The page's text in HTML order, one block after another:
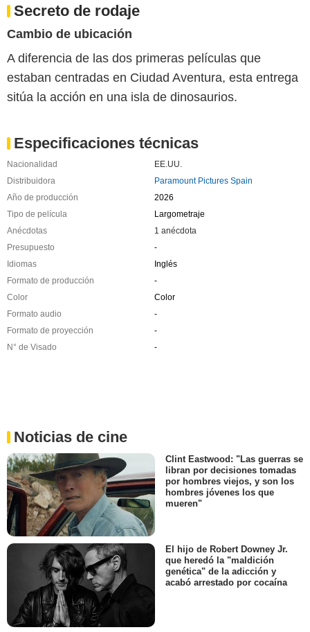
Secreto de rodaje
Cambio de ubicación
A diferencia de las dos primeras películas que
estaban centradas en Ciudad Aventura, esta entrega
sitúa la acción en una isla de dinosaurios.
Especificaciones técnicas
Nacionalidad
EE.UU.
Distribuidora
Paramount Pictures Spain
Año de producción
2026
Tipo de película
Largometraje
Anécdotas
1 anécdota
Presupuesto
-
Idiomas
Inglés
Formato de producción
-
Color
Color
Formato audio
-
Formato de proyección
-
N° de Visado
-
Noticias de cine
Clint Eastwood: "Las guerras se
libran por decisiones tomadas
por hombres viejos, y son los
hombres jóvenes los que
mueren"
El hijo de Robert Downey Jr.
que heredó la "maldición
genética" de la adicción y
acabó arrestado por cocaína